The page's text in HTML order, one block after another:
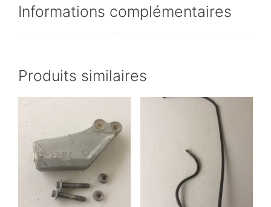
Informations complémentaires
Produits similaires